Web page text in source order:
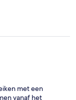
met een
vanaf het